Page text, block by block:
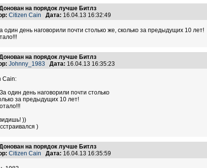
на порядок лучше Битлз
Citizen Cain Дата: 16.04.13 16:32:49
один день наговорили почти столько же, сколько за предыдущих 10 лет!
на порядок лучше Битлз
Johnny_1983 Дата: 16.04.13 16:35:23
Cain:
один день наговорили почти столько
за предыдущих 10 лет!
))
)
на порядок лучше Битлз
Citizen Cain Дата: 16.04.13 16:35:59